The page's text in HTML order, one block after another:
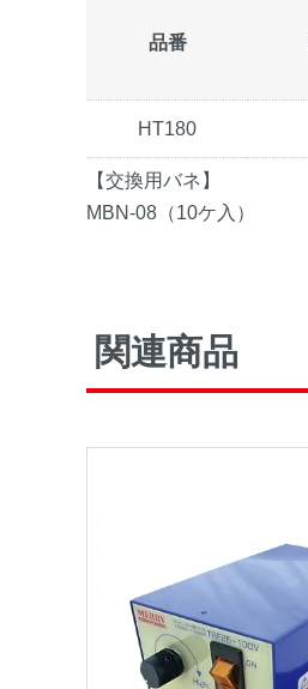
品番
HT180
【交換用バネ】
MBN-08（10ケ入）
関連商品